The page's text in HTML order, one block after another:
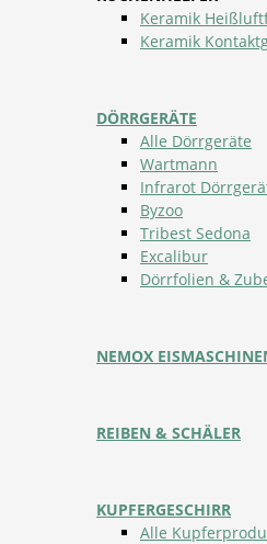
Keramik
Keramik
DÖRRGERÄTE
Alle Dörrgeräte
Wartmann
Infrarot
Byzoo
Tribest Sedona
Excalibur
Dörrfolien &
NEMOX
REIBEN & SCHÄLER
KUPFERGESCHIRR
Alle